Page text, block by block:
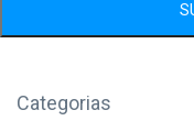
Categorias